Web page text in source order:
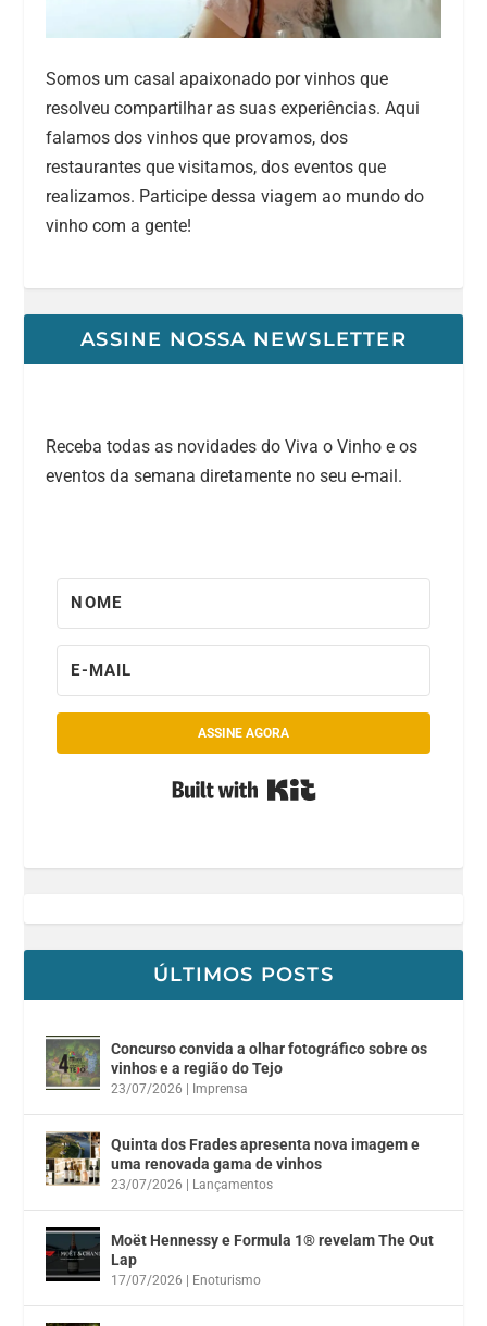
Somos um casal apaixonado por vinhos que
resolveu compartilhar as suas experiências. Aqui
falamos dos vinhos que provamos, dos
restaurantes que visitamos, dos eventos que
realizamos. Participe dessa viagem ao mundo do
vinho com a gente!
ASSINE NOSSA NEWSLETTER
Receba todas as novidades do Viva o Vinho e os
eventos da semana diretamente no seu e-mail.
ASSINE AGORA
ÚLTIMOS POSTS
Concurso convida a olhar fotográfico sobre os
vinhos e a região do Tejo
23/07/2026 Imprensa
Quinta dos Frades apresenta nova imagem e
uma renovada gama de vinhos
23/07/2026 Lançamentos
Moët Hennessy e Formula 1® revelam The Out
Lap
17/07/2026 Enoturismo